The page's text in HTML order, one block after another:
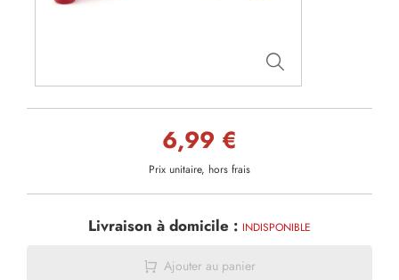
6,99 €
Prix unitaire, hors frais
Livraison à domicile : INDISPONIBLE
Ajouter au panier